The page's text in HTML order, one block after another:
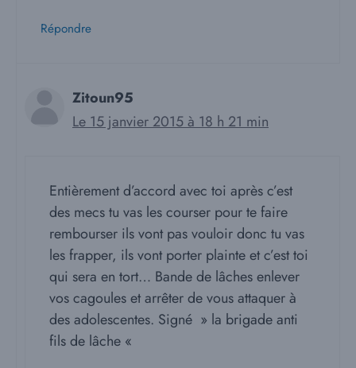
Répondre
Zitoun95
Le 15 janvier 2015 à 18 h 21 min
Entièrement d’accord avec toi après c’est
des mecs tu vas les courser pour te faire
rembourser ils vont pas vouloir donc tu vas
les frapper, ils vont porter plainte et c’est toi
qui sera en tort… Bande de lâches enlever
vos cagoules et arrêter de vous attaquer à
des adolescentes. Signé » la brigade anti
fils de lâche «